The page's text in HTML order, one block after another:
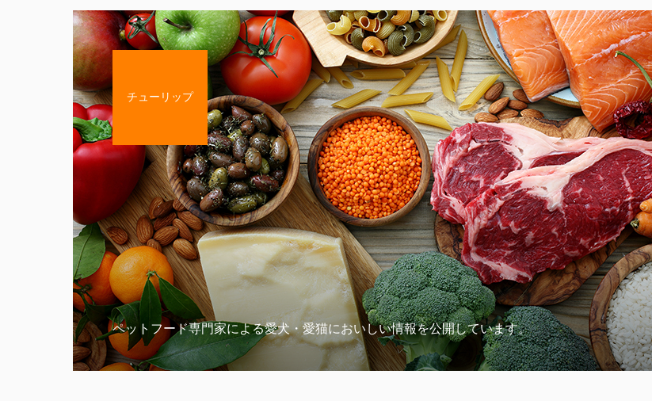
チューリップ
ペットフード専門家による愛犬・愛猫においしい情報を公開しています。